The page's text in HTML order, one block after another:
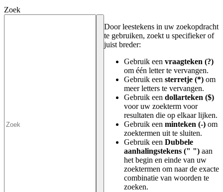
Zoek
Door leestekens in uw zoekopdracht
te gebruiken, zoekt u specifieker of
juist breder:
Gebruik een vraagteken (?)
om één letter te vervangen.
Gebruik een sterretje (*) om
meer letters te vervangen.
Gebruik een dollarteken ($)
voor uw zoekterm voor
resultaten die op elkaar lijken.
Gebruik een minteken (-) om
zoektermen uit te sluiten.
Gebruik een Dubbele
aanhalingstekens (" ") aan
het begin en einde van uw
zoektermen om naar de exacte
combinatie van woorden te
zoeken.